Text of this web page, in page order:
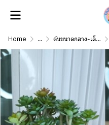
Home ... ต้นขนาดกลาง-เล็ก Middle-Small Size